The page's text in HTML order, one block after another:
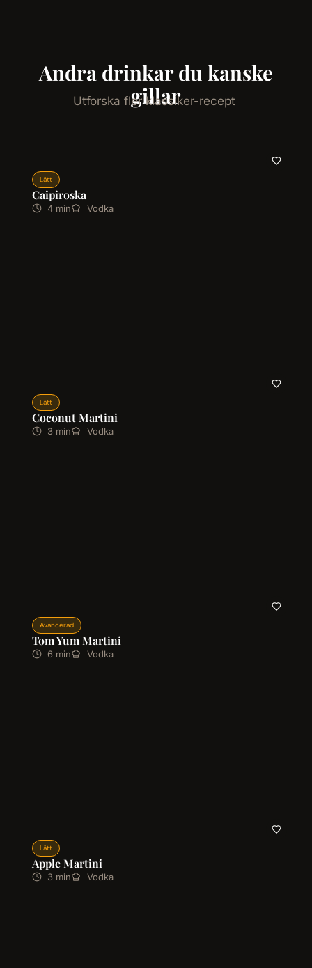
Andra drinkar du kanske
gillar
Utforska fler klassiker-recept
Lätt
Caipiroska
4 min Vodka
Lätt
Coconut Martini
3 min Vodka
Avancerad
Tom Yum Martini
6 min Vodka
Lätt
Apple Martini
3 min Vodka